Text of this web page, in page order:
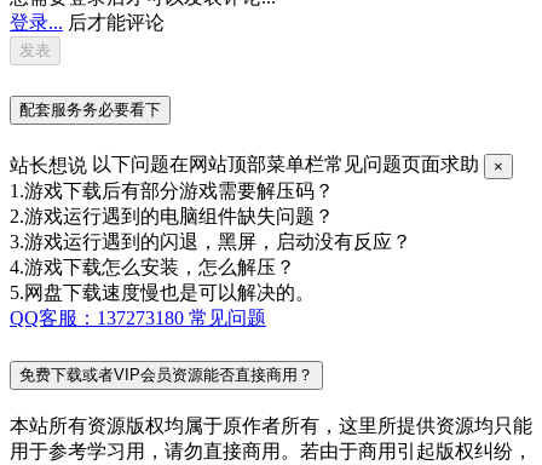
登录... 后才能评论
配套服务务必要看下
站长想说 以下问题在网站顶部菜单栏常见问题页面求助 ×
1.游戏下载后有部分游戏需要解压码？
2.游戏运行遇到的电脑组件缺失问题？
3.游戏运行遇到的闪退，黑屏，启动没有反应？
4.游戏下载怎么安装，怎么解压？
5.网盘下载速度慢也是可以解决的。
QQ客服：137273180 常见问题
免费下载或者VIP会员资源能否直接商用？
本站所有资源版权均属于原作者所有，这里所提供资源均只能
用于参考学习用，请勿直接商用。若由于商用引起版权纠纷，